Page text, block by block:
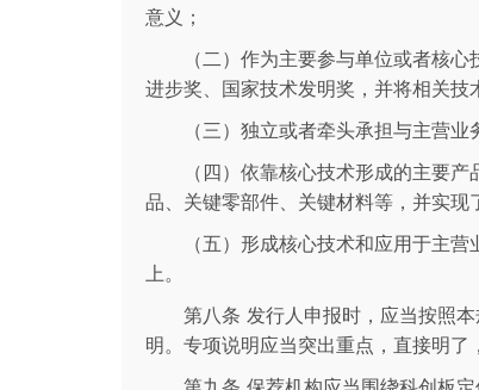
意义；
（二）作为主要参与单位或者核
进步奖、国家技术发明奖，并将相关技
（三）独立或者牵头承担与主营
（四）依靠核心技术形成的主要
品、关键零部件、关键材料等，并实现
（五）形成核心技术和应用于主
上。
第八条 发行人申报时，应当按照
明。专项说明应当突出重点，直接明了